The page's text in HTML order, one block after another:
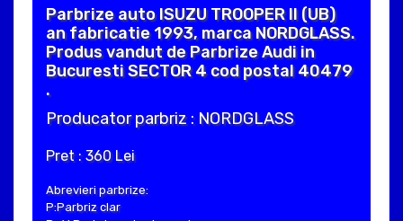
Parbrize auto ISUZU TROOPER II (UB)
an fabricatie 1993, marca NORDGLASS.
Produs vandut de Parbrize Audi in
Bucuresti SECTOR 4 cod postal 40479
.
Producator parbriz : NORDGLASS
Pret : 360 Lei
Abrevieri parbrize:
P:Parbriz clar